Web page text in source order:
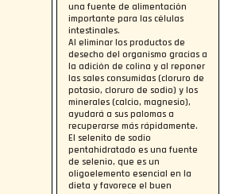
una fuente de alimentación
importante para las células
intestinales.
Al eliminar los productos de
desecho del organismo gracias a
la adición de colina y al reponer
las sales consumidas (cloruro de
potasio, cloruro de sodio) y los
minerales (calcio, magnesio),
ayudará a sus palomas a
recuperarse más rápidamente.
El selenito de sodio
pentahidratado es una fuente
de selenio, que es un
oligoelemento esencial en la
dieta y favorece el buen